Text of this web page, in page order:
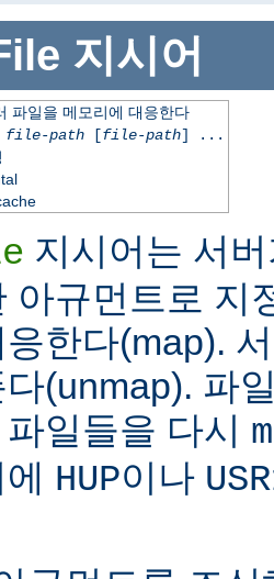
지시어
파일을 메모리에 대응한다
file-path[file-path] ...
지시어는 서
아규먼트로 지
응한다(map).
(unmap). 파
일들을 다시
HUP이나